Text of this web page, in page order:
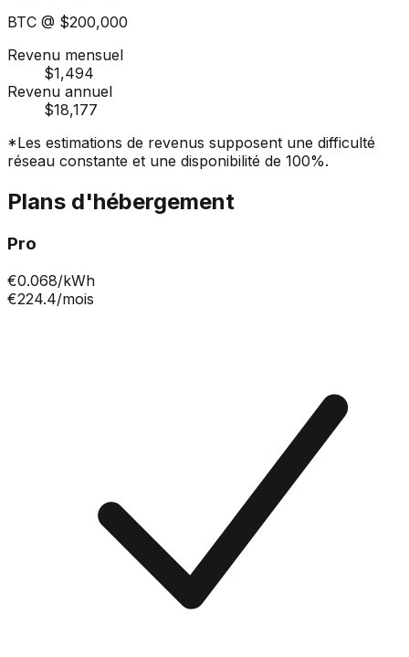
BTC @ $200,000
Revenu mensuel
$1,494
Revenu annuel
$18,177
*Les estimations de revenus supposent une difficulté
réseau constante et une disponibilité de 100%.
Plans d'hébergement
Pro
€0.068/kWh
€224.4/mois